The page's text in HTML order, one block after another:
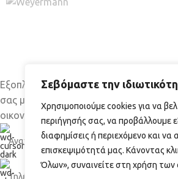
Σεβόμαστε την
Χρησιμοποιούμε cookies για να
περιήγησής σας, να προβάλλουμε
διαφημίσεις ή περιεχόμενο και να
επισκεψιμότητά μας. Κάνοντας
Όλων», συναινείτε στη χρήση των
Εξοπλισμό και πρώτες ύλες για τη δική
σας μπίρα εύκολα, γρήγορα και
οικονομικά.
Αναγεννήσεως 1, 17237 Υμηττός, Αθήνα
Τηλέφωνο: 210 6136700